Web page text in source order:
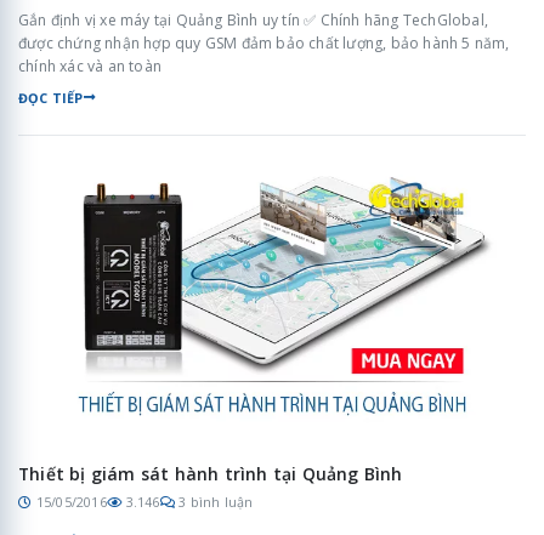
Gắn định vị xe máy tại Quảng Bình uy tín ✅ Chính hãng TechGlobal,
được chứng nhận hợp quy GSM đảm bảo chất lượng, bảo hành 5 năm,
chính xác và an toàn
ĐỌC TIẾP
Thiết bị giám sát hành trình tại Quảng Bình
15/05/2016 3.146 3 bình luận